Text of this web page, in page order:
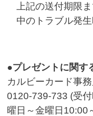
上記の送付期限
中のトラブル発
●プレゼントに関す
カルビーカード事
0120-739-733 (受
曜日～金曜日10:00